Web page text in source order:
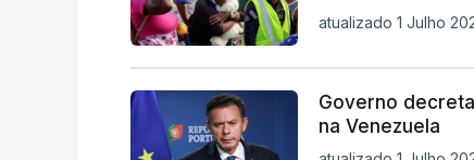
atualizado 1 Julho
Governo
na Venezuela